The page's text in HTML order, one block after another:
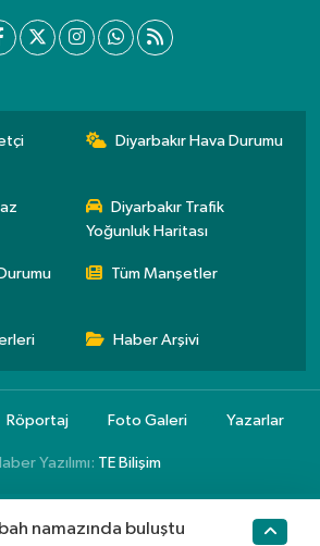
Diyarbakır Hava Durumu
Diyarbakır Trafik
Yoğunluk Haritası
Tüm Manşetler
Haber Arşivi
Röportaj Foto Galeri Yazarlar
Yazılımı: TE Bilişim
namazında buluştu